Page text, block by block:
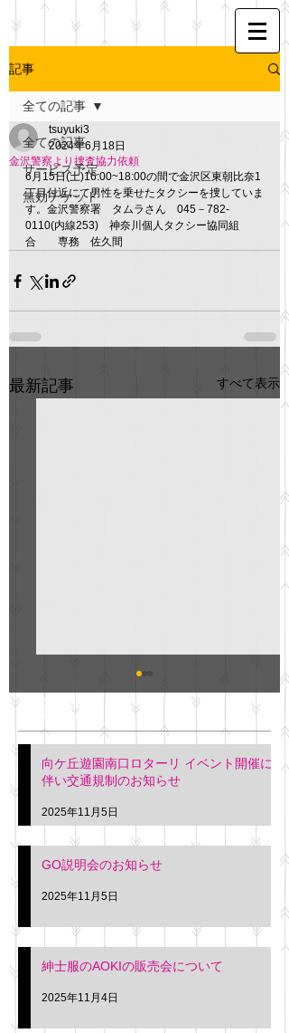
記事
全ての記事
サービス予定
無効チケット
全ての記事
金沢警察より捜査協力依頼
tsuyuki3
2024年6月18日
6月15日(土)16:00~18:00の間で金沢区東朝比奈1
丁目付近にて男性を乗せたタクシーを捜していま
す。金沢警察署　タムラさん　045－782-
0110(内線253)　神奈川個人タクシー協同組
合　　専務　佐久間
最新記事 すべて表示
明日(11月6日)午後3時～5
階会議室にてGOの説明会
を行います。 神奈川個人
タクシー協同組合 専務 佐
久間
最新記事
向ケ丘遊園南口ロターリ イベント開催に
伴い交通規制のお知らせ
2025年11月5日
GO説明会のお知らせ
2025年11月5日
紳士服のAOKIの販売会について
2025年11月4日